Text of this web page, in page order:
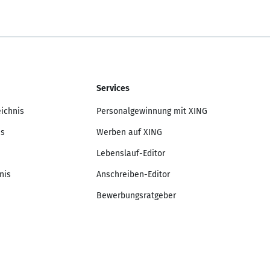
Services
Personalgewinnung mit XING
Werben auf XING
Lebenslauf-Editor
Anschreiben-Editor
Bewerbungsratgeber